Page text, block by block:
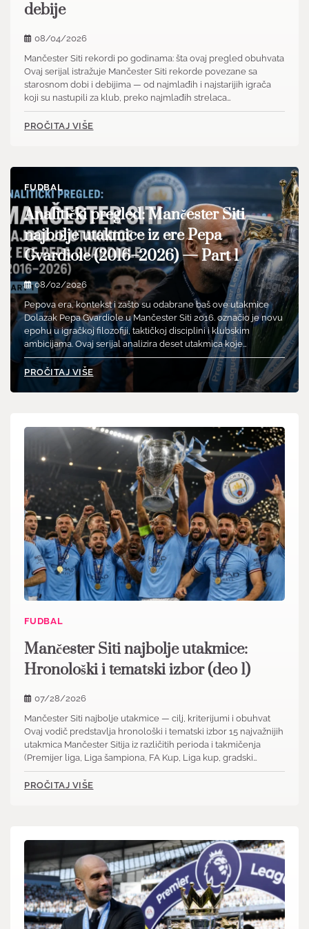
debije
08/04/2026
Mančester Siti rekordi po godinama: šta ovaj pregled obuhvata
Ovaj serijal istražuje Mančester Siti rekorde povezane sa
starosnom dobi i debijima — od najmlađih i najstarijih igrača
koji su nastupili za klub, preko najmlađih strelaca…
PROČITAJ VIŠE
FUDBAL
Analitički pregled: Mančester Siti
najbolje utakmice iz ere Pepa
Gvardiole (2016–2026) — Part 1
08/02/2026
Pepova era, kontekst i zašto su odabrane baš ove utakmice
Dolazak Pepa Gvardiole u Mančester Siti 2016. označio je novu
epohu u igračkoj filozofiji, taktičkoj disciplini i klubskim
ambicijama. Ovaj serijal analizira deset utakmica koje…
PROČITAJ VIŠE
FUDBAL
Mančester Siti najbolje utakmice:
Hronološki i tematski izbor (deo 1)
07/28/2026
Mančester Siti najbolje utakmice — cilj, kriterijumi i obuhvat
Ovaj vodič predstavlja hronološki i tematski izbor 15 najvažnijih
utakmica Mančester Sitija iz različitih perioda i takmičenja
(Premijer liga, Liga šampiona, FA Kup, Liga kup, gradski…
PROČITAJ VIŠE